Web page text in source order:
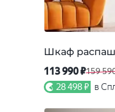
Шкаф
113 990 ₽159
28 498 ₽ в